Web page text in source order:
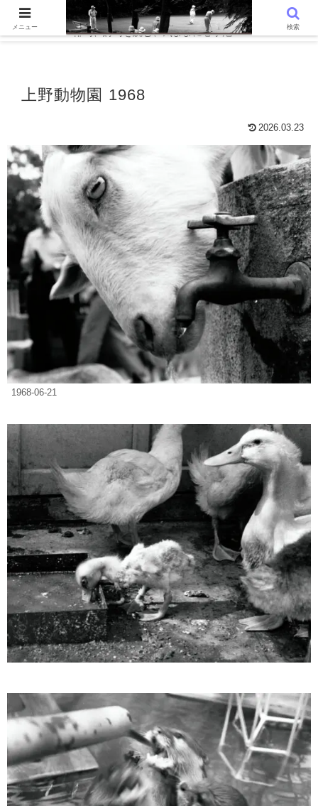
WordPressでつくる趣味の個人ブログです。〜 AIと写真を語る、写真
俳句、詩句を読む、気ままに心字池 〜
上野動物園 1968
2026.03.23
1968-06-21
メニュー 検索